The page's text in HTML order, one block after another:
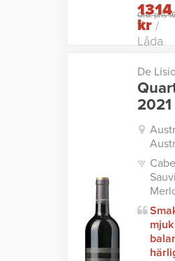
Ord. pris
kr
1314
kr/
Låda
De
2021